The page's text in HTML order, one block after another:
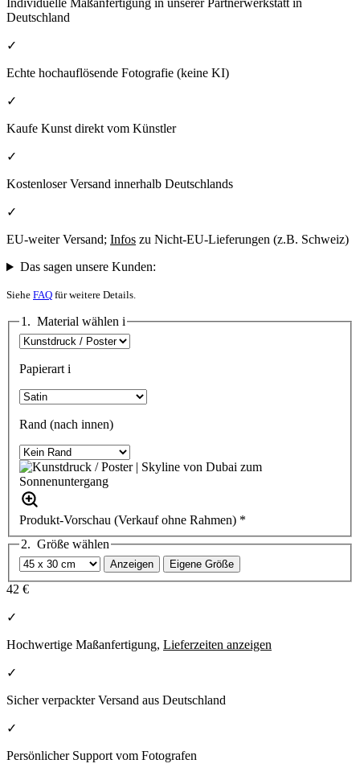
Individuelle Maßanfertigung in unserer Partnerwerkstatt in
Deutschland
✓
Echte hochauflösende Fotografie (keine KI)
✓
Kaufe Kunst direkt vom Künstler
✓
Kostenloser Versand innerhalb Deutschlands
✓
EU-weiter Versand; Infos zu Nicht-EU-Lieferungen (z.B. Schweiz)
Das sagen unsere Kunden:
Siehe FAQ für weitere Details.
1. Material wählen i
Papierart i
Rand (nach innen)
Produkt-Vorschau (Verkauf ohne Rahmen) *
2. Größe wählen
Anzeigen Eigene Größe
42 €
✓
Hochwertige Maßanfertigung, Lieferzeiten anzeigen
✓
Sicher verpackter Versand aus Deutschland
✓
Persönlicher Support vom Fotografen